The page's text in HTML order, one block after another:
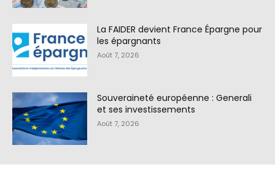
La FAIDER devient France Épargne pour
les épargnants
Août 7, 2026
Souveraineté européenne : Generali
et ses investissements
Août 7, 2026